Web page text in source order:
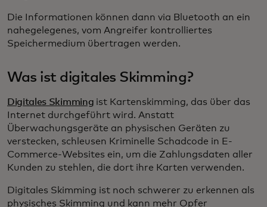
Die Informationen können dann via Bluetooth an ein
nahegelegenes, vom Angreifer kontrolliertes
Speichermedium übertragen werden.
Was ist digitales Skimming?
Digitales Skimming ist Kartenskimming, das über das
Internet durchgeführt wird. Anstatt
Überwachungsgeräte an physischen Geräten zu
verstecken, schleusen Kriminelle Schadcode in E-
Commerce-Websites ein, um die Zahlungsdaten aller
Kunden zu stehlen, die dort ihre Karten verwenden.
Digitales Skimming ist noch schwerer zu erkennen als
physisches Skimming und kann mehr Opfer